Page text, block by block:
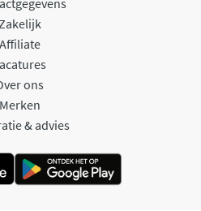
Zakelijk
Affiliate
ons
Merken
& advies